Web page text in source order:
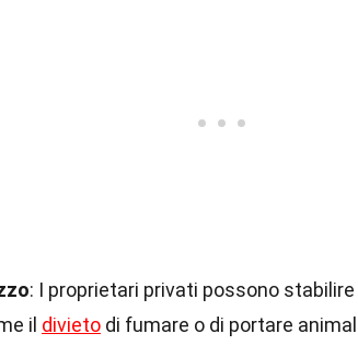
: I proprietari privati possono
il divieto di fumare o di portare